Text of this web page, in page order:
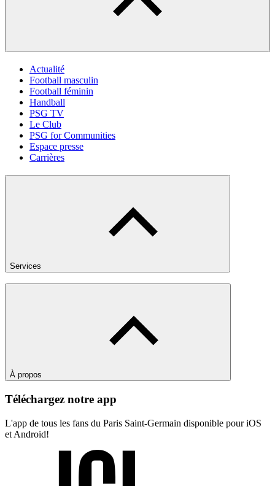
Actualité
Football masculin
Football féminin
Handball
PSG TV
Le Club
PSG for Communities
Espace presse
Carrières
Services
À propos
Téléchargez notre app
L'app de tous les fans du Paris Saint-Germain disponible pour iOS
et Android!